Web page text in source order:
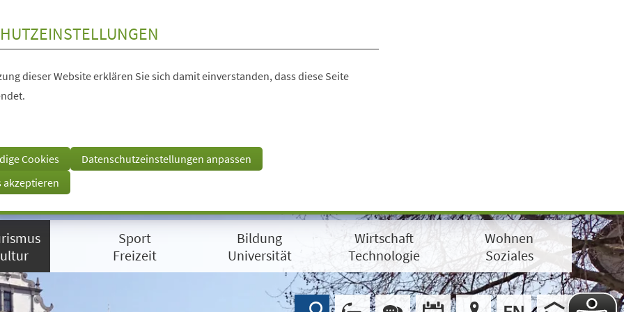
dieser Website erklären Sie sich damit einverstanden, dass diese Seite
Cookies
Datenschutzeinstellungen anpassen
akzeptieren
Sport
Freizeit
Bildung
Universität
Wirtschaft
Technologie
Wohnen
Soziales